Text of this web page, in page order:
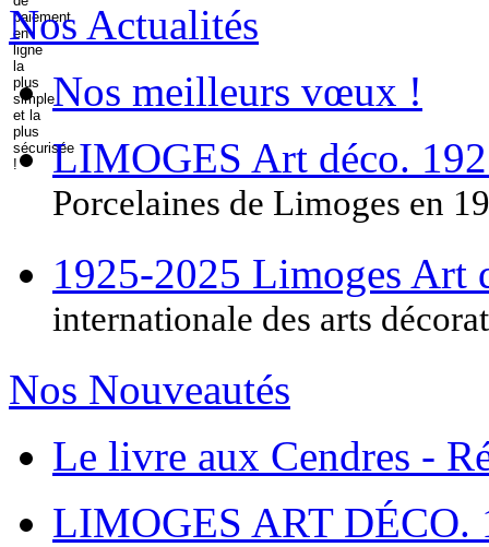
Nos Actualités
Nos meilleurs vœux !
LIMOGES Art déco.
Porcelaines de Limoges en
1925-2025 Limoges Art
internationale des arts
Nos Nouveautés
Le livre aux Cendres -
LIMOGES ART